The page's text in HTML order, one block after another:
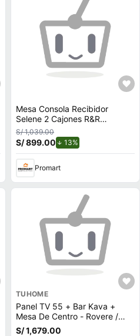
Mesa Consola Recibidor
Selene 2 Cajones R&R
MUEBLES
S/ 1,039.00
S/ 899.00 13%
Promart
TUHOME
Panel TV 55 + Bar Kava +
Mesa De Centro - Rovere /
Blanco
S/ 1,679.00